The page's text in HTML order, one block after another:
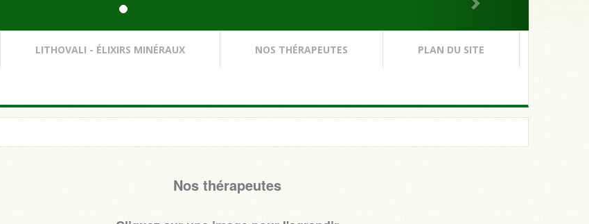
LITHOVALI - ÉLIXIRS MINÉRAUX NOS THÉRAPEUTES PLAN DU SITE
Nos thérapeutes